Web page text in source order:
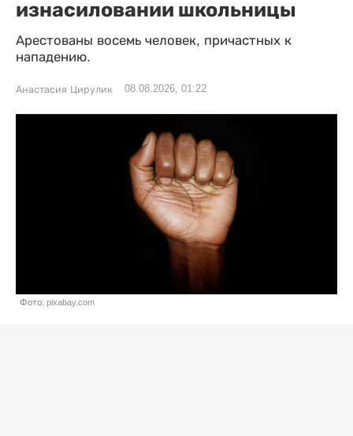
изнасиловании школьницы
Арестованы восемь человек, причастных к
нападению.
Анастасия Цирулик 08.08.2026, 01:22
Фото: pixabay.com